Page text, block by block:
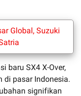
Global, Suzuki
baru SX4 X-Over,
di pasar Indonesia.
signifikan